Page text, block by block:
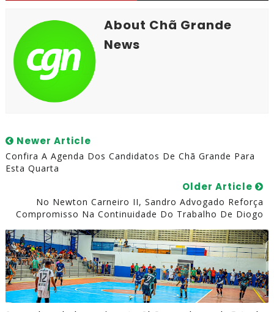
About Chã Grande
News
Newer Article
Confira A Agenda Dos Candidatos De Chã Grande Para
Esta Quarta
Older Article
No Newton Carneiro II, Sandro Advogado Reforça
Compromisso Na Continuidade Do Trabalho De Diogo